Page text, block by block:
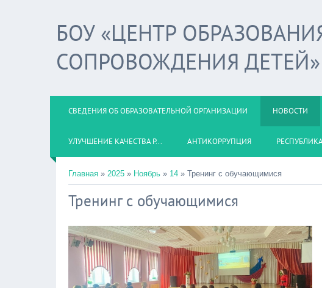
БОУ «ЦЕНТР
СОПРОВОЖДЕНИЯ ДЕТЕЙ»
СВЕДЕНИЯ ОБ ОБРАЗОВАТЕЛЬНОЙ ОРГАНИЗАЦИИ НОВОСТИ
УЛУЧШЕНИЕ КАЧЕСТВА Р... АНТИКОРРУПЦИЯ
Главная » 2025 » Ноябрь » 14 » Тренинг с обучающимися
Тренинг с обучающимися